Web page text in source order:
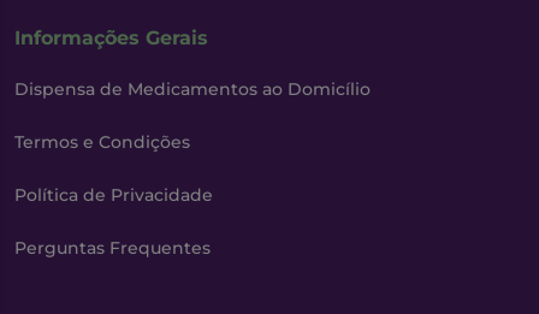
Informações Gerais
Dispensa de Medicamentos ao Domicílio
Termos e Condições
Política de Privacidade
Perguntas Frequentes